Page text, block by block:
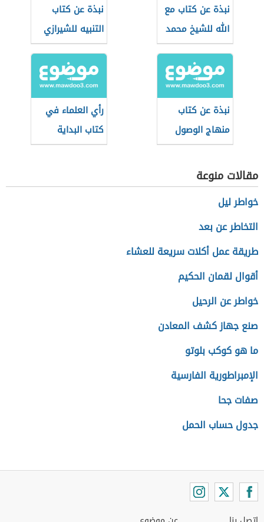
نبذة عن كتاب مع
الله للشيخ محمد
الغزالي
نبذة عن كتاب
التنبيه للشيرازي
نبذة عن كتاب
منهاج الوصول
إلى علم الأصول
للبيضاوي
رأي العلماء في
كتاب البداية
والنهاية
مقالات منوعة
خواطر ليل
التخاطر عن بعد
طريقة عمل أكلات سريعة للعشاء
أقوال لقمان الحكيم
خواطر عن الرحيل
صنع جهاز كشف المعادن
ما هو كوكب بلوتو
الإمبراطورية الفارسية
صفات جحا
جدول حساب الحمل